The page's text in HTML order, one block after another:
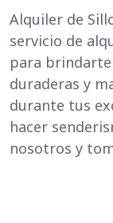
Alquiler de
servicio de
para
duraderas y
durante tus
hacer
nosotros y